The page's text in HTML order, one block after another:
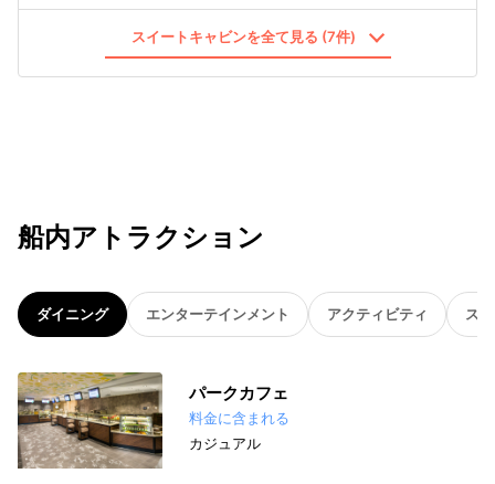
スイートキャビンを全て見る (7件)
船内アトラクション
ダイニング エンターテインメント アクティビティ ス
パークカフェ
料金に含まれる
カジュアル